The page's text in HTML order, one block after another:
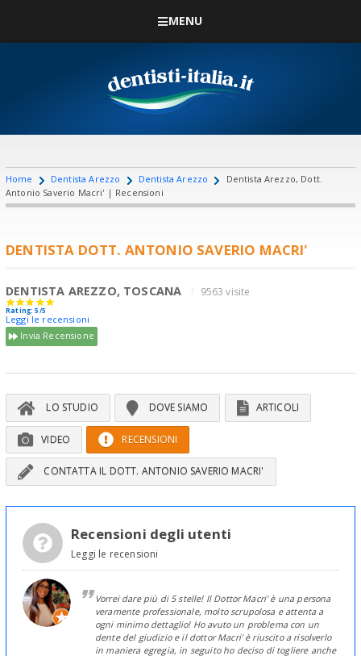
MENU
Home Dentista Arezzo Dentista Arezzo
Dentista Arezzo, Dott.
Antonio Saverio Macri' | Recensioni
DENTISTA DOTT. ANTONIO SAVERIO MACRI'
DENTISTA AREZZO, TOSCANA 9563 visite
Rating: 5/5
Leggi le recensioni
Invia Recensione
LO STUDIO DOVE SIAMO ARTICOLI
VIDEO RECENSIONI
CONTATTA IL DOTT. ANTONIO SAVERIO MACRI'
Recensioni degli utenti
Leggi le recensioni
Vorrei dare più di 5 stelle! Il Dottor Macri' è una persona
veramente professionale, molto scrupolosa e attenta a
ogni minimo dettaglio! Ho avuto un problema con un
dente del giudizio e il dottor Macri' è riuscito a risolverlo
in maniera egregia, in seguito ho deciso di togliere anche